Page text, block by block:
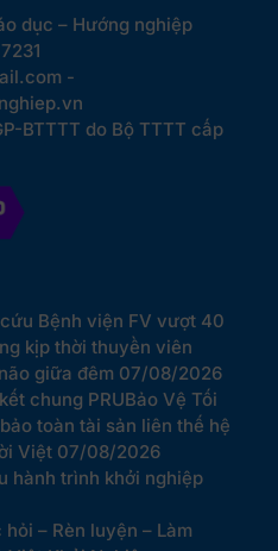
dục – Hướng nghiệp
-
BTTTT do Bộ TTTT cấp
Bệnh viện FV vượt 40
kịp thời thuyền viên
giữa đêm 07/08/2026
chung PRUBảo Vệ Tối
toàn tài sản liên thế hệ
Việt 07/08/2026
hành trình khởi nghiệp
– Rèn luyện – Làm